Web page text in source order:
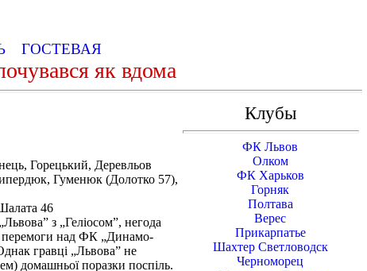
ГОСТЕВАЯ
як вдома
Горецький, Деревльов
Гуменюк (Долотко 57),
46
з „Геліосом”, негода
перемоги над ФК „Динамо-
гравці „Львова” не
домашньої поразки поспіль.
Клубы
ФК Львов
Олком
ФК Харьков
Горняк
Полтава
Верес
Прикарпатье
Шахтер Светловодск
Черноморец